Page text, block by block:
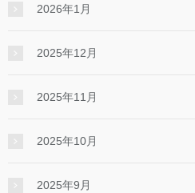
2026年1月
2025年12月
2025年11月
2025年10月
2025年9月